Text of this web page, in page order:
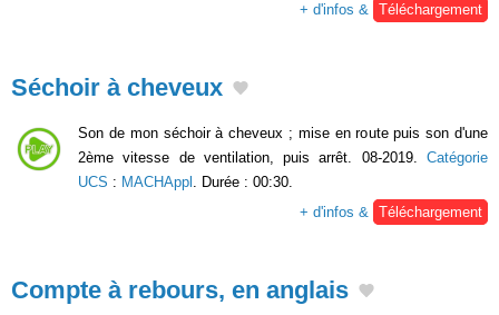
+ d'infos & Téléchargement
Séchoir à cheveux
Son de mon séchoir à cheveux ; mise en route puis son d'une
2ème vitesse de ventilation, puis arrêt. 08-2019. Catégorie
UCS : MACHAppl
. Durée : 00:30.
+ d'infos &
Téléchargement
Compte à rebours, en anglais